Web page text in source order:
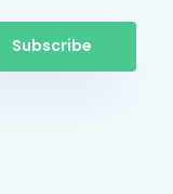
Subscribe